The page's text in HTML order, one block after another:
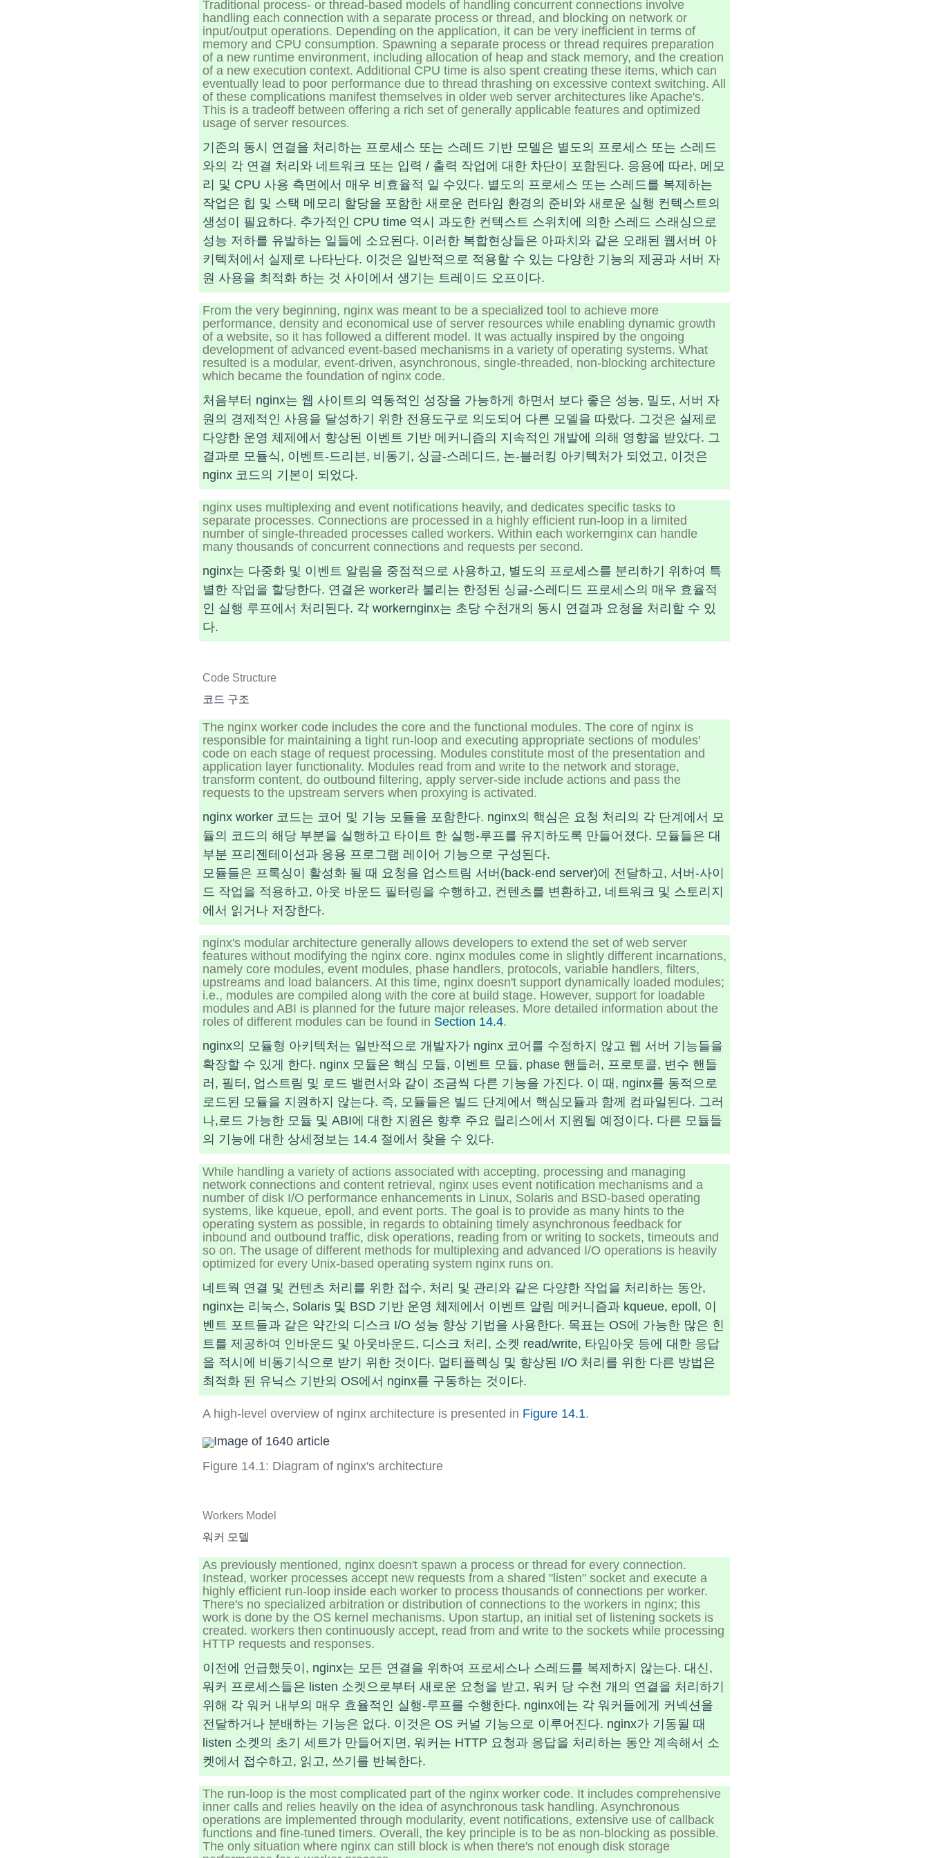
Traditional process- or thread-based models of handling concurrent connections involve
handling each connection with a separate process or thread, and blocking on network or
input/output operations. Depending on the application, it can be very inefficient in terms of
memory and CPU consumption. Spawning a separate process or thread requires preparation
of a new runtime environment, including allocation of heap and stack memory, and the creation
of a new execution context. Additional CPU time is also spent creating these items, which can
eventually lead to poor performance due to thread thrashing on excessive context switching. All
of these complications manifest themselves in older web server architectures like Apache's.
This is a tradeoff between offering a rich set of generally applicable features and optimized
usage of server resources.
기존의 동시 연결을 처리하는 프로세스 또는 스레드 기반 모델은 별도의 프로세스 또는 스레드
와의 각 연결 처리와 네트워크 또는 입력 / 출력 작업에 대한 차단이 포함된다. 응용에 따라, 메모
리 및 CPU 사용 측면에서 매우 비효율적 일 수있다. 별도의 프로세스 또는 스레드를 복제하는
작업은 힙 및 스택 메모리 할당을 포함한 새로운 런타임 환경의 준비와 새로운 실행 컨텍스트의
생성이 필요하다. 추가적인 CPU time 역시 과도한 컨텍스트 스위치에 의한 스레드 스래싱으로
성능 저하를 유발하는 일들에 소요된다. 이러한 복합현상들은 아파치와 같은 오래된 웹서버 아
키텍처에서 실제로 나타난다. 이것은 일반적으로 적용할 수 있는 다양한 기능의 제공과 서버 자
원 사용을 최적화 하는 것 사이에서 생기는 트레이드 오프이다.
From the very beginning, nginx was meant to be a specialized tool to achieve more
performance, density and economical use of server resources while enabling dynamic growth
of a website, so it has followed a different model. It was actually inspired by the ongoing
development of advanced event-based mechanisms in a variety of operating systems. What
resulted is a modular, event-driven, asynchronous, single-threaded, non-blocking architecture
which became the foundation of nginx code.
처음부터 nginx는 웹 사이트의 역동적인 성장을 가능하게 하면서 보다 좋은 성능, 밀도, 서버 자
원의 경제적인 사용을 달성하기 위한 전용도구로 의도되어 다른 모델을 따랐다. 그것은 실제로
다양한 운영 체제에서 향상된 이벤트 기반 메커니즘의 지속적인 개발에 의해 영향을 받았다. 그
결과로 모듈식, 이벤트-드리븐, 비동기, 싱글-스레디드, 논-블러킹 아키텍처가 되었고, 이것은
nginx 코드의 기본이 되었다.
nginx uses multiplexing and event notifications heavily, and dedicates specific tasks to
separate processes. Connections are processed in a highly efficient run-loop in a limited
number of single-threaded processes called workers. Within each workernginx can handle
many thousands of concurrent connections and requests per second.
nginx는 다중화 및 이벤트 알림을 중점적으로 사용하고, 별도의 프로세스를 분리하기 위하여 특
별한 작업을 할당한다. 연결은 worker라 불리는 한정된 싱글-스레디드 프로세스의 매우 효율적
인 실행 루프에서 처리된다. 각 workernginx는 초당 수천개의 동시 연결과 요청을 처리할 수 있
다.
Code Structure
코드 구조
The nginx worker code includes the core and the functional modules. The core of nginx is
responsible for maintaining a tight run-loop and executing appropriate sections of modules'
code on each stage of request processing. Modules constitute most of the presentation and
application layer functionality. Modules read from and write to the network and storage,
transform content, do outbound filtering, apply server-side include actions and pass the
requests to the upstream servers when proxying is activated.
nginx worker 코드는 코어 및 기능 모듈을 포함한다. nginx의 핵심은 요청 처리의 각 단계에서 모
듈의 코드의 해당 부분을 실행하고 타이트 한 실행-루프를 유지하도록 만들어졌다. 모듈들은 대
부분 프리젠테이션과 응용 프로그램 레이어 기능으로 구성된다.
모듈들은 프록싱이 활성화 될 때 요청을 업스트림 서버(back-end server)에 전달하고, 서버-사이
드 작업을 적용하고, 아웃 바운드 필터링을 수행하고, 컨텐츠를 변환하고, 네트워크 및 스토리지
에서 읽거나 저장한다.
nginx's modular architecture generally allows developers to extend the set of web server
features without modifying the nginx core. nginx modules come in slightly different incarnations,
namely core modules, event modules, phase handlers, protocols, variable handlers, filters,
upstreams and load balancers. At this time, nginx doesn't support dynamically loaded modules;
i.e., modules are compiled along with the core at build stage. However, support for loadable
modules and ABI is planned for the future major releases. More detailed information about the
roles of different modules can be found in Section 14.4.
nginx의 모듈형 아키텍처는 일반적으로 개발자가 nginx 코어를 수정하지 않고 웹 서버 기능들을
확장할 수 있게 한다. nginx 모듈은 핵심 모듈, 이벤트 모듈, phase 핸들러, 프로토콜, 변수 핸들
러, 필터, 업스트림 및 로드 밸런서와 같이 조금씩 다른 기능을 가진다. 이 때, nginx를 동적으로
로드된 모듈을 지원하지 않는다. 즉, 모듈들은 빌드 단계에서 핵심모듈과 함께 컴파일된다. 그러
나,로드 가능한 모듈 및 ABI에 대한 지원은 향후 주요 릴리스에서 지원될 예정이다. 다른 모듈들
의 기능에 대한 상세정보는 14.4 절에서 찾을 수 있다.
While handling a variety of actions associated with accepting, processing and managing
network connections and content retrieval, nginx uses event notification mechanisms and a
number of disk I/O performance enhancements in Linux, Solaris and BSD-based operating
systems, like kqueue, epoll, and event ports. The goal is to provide as many hints to the
operating system as possible, in regards to obtaining timely asynchronous feedback for
inbound and outbound traffic, disk operations, reading from or writing to sockets, timeouts and
so on. The usage of different methods for multiplexing and advanced I/O operations is heavily
optimized for every Unix-based operating system nginx runs on.
네트웍 연결 및 컨텐츠 처리를 위한 접수, 처리 및 관리와 같은 다양한 작업을 처리하는 동안,
nginx는 리눅스, Solaris 및 BSD 기반 운영 체제에서 이벤트 알림 메커니즘과 kqueue, epoll, 이
벤트 포트들과 같은 약간의 디스크 I/O 성능 향상 기법을 사용한다. 목표는 OS에 가능한 많은 힌
트를 제공하여 인바운드 및 아웃바운드, 디스크 처리, 소켓 read/write, 타임아웃 등에 대한 응답
을 적시에 비동기식으로 받기 위한 것이다. 멀티플렉싱 및 향상된 I/O 처리를 위한 다른 방법은
최적화 된 유닉스 기반의 OS에서 nginx를 구동하는 것이다.
A high-level overview of nginx architecture is presented in Figure 14.1.
Figure 14.1: Diagram of nginx's architecture
Workers Model
워커 모델
As previously mentioned, nginx doesn't spawn a process or thread for every connection.
Instead, worker processes accept new requests from a shared "listen" socket and execute a
highly efficient run-loop inside each worker to process thousands of connections per worker.
There's no specialized arbitration or distribution of connections to the workers in nginx; this
work is done by the OS kernel mechanisms. Upon startup, an initial set of listening sockets is
created. workers then continuously accept, read from and write to the sockets while processing
HTTP requests and responses.
이전에 언급했듯이, nginx는 모든 연결을 위하여 프로세스나 스레드를 복제하지 않는다. 대신,
워커 프로세스들은 listen 소켓으로부터 새로운 요청을 받고, 워커 당 수천 개의 연결을 처리하기
위해 각 워커 내부의 매우 효율적인 실행-루프를 수행한다. nginx에는 각 워커들에게 커넥션을
전달하거나 분배하는 기능은 없다. 이것은 OS 커널 기능으로 이루어진다. nginx가 기동될 때
listen 소켓의 초기 세트가 만들어지면, 워커는 HTTP 요청과 응답을 처리하는 동안 계속해서 소
켓에서 접수하고, 읽고, 쓰기를 반복한다.
The run-loop is the most complicated part of the nginx worker code. It includes comprehensive
inner calls and relies heavily on the idea of asynchronous task handling. Asynchronous
operations are implemented through modularity, event notifications, extensive use of callback
functions and fine-tuned timers. Overall, the key principle is to be as non-blocking as possible.
The only situation where nginx can still block is when there's not enough disk storage